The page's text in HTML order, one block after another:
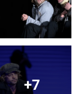
+7